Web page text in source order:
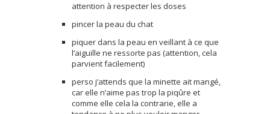
attention à respecter les doses
pincer la peau du chat
piquer dans la peau en veillant à ce que
l’aiguille ne ressorte pas (attention, cela
parvient facilement)
perso j’attends que la minette ait mangé,
car elle n’aime pas trop la piqûre et
comme elle cela la contrarie, elle a